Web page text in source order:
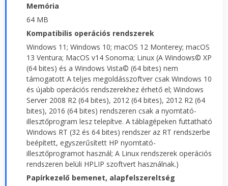
Memória
64 MB
Kompatibilis operációs rendszerek
Windows 11; Windows 10; macOS 12 Monterey; macOS
13 Ventura; MacOS v14 Sonoma; Linux (A Windows© XP
(64 bites) és a Windows Vista© (64 bites) nem
támogatott A teljes megoldásszoftver csak Windows 10
és újabb operációs rendszerekhez érhető el; Windows
Server 2008 R2 (64 bites), 2012 (64 bites), 2012 R2 (64
bites), 2016 (64 bites) rendszeren csak a nyomtató-
illesztőprogram lesz telepítve. A táblagépeken futtatható
Windows RT (32 és 64 bites) rendszer az RT rendszerbe
beépített, egyszerűsített HP nyomtató-
illesztőprogramot használ; A Linux rendszerek operációs
rendszeren belüli HPLIP szoftvert használnak.)
Papírkezelő bemenet, alapfelszereltség